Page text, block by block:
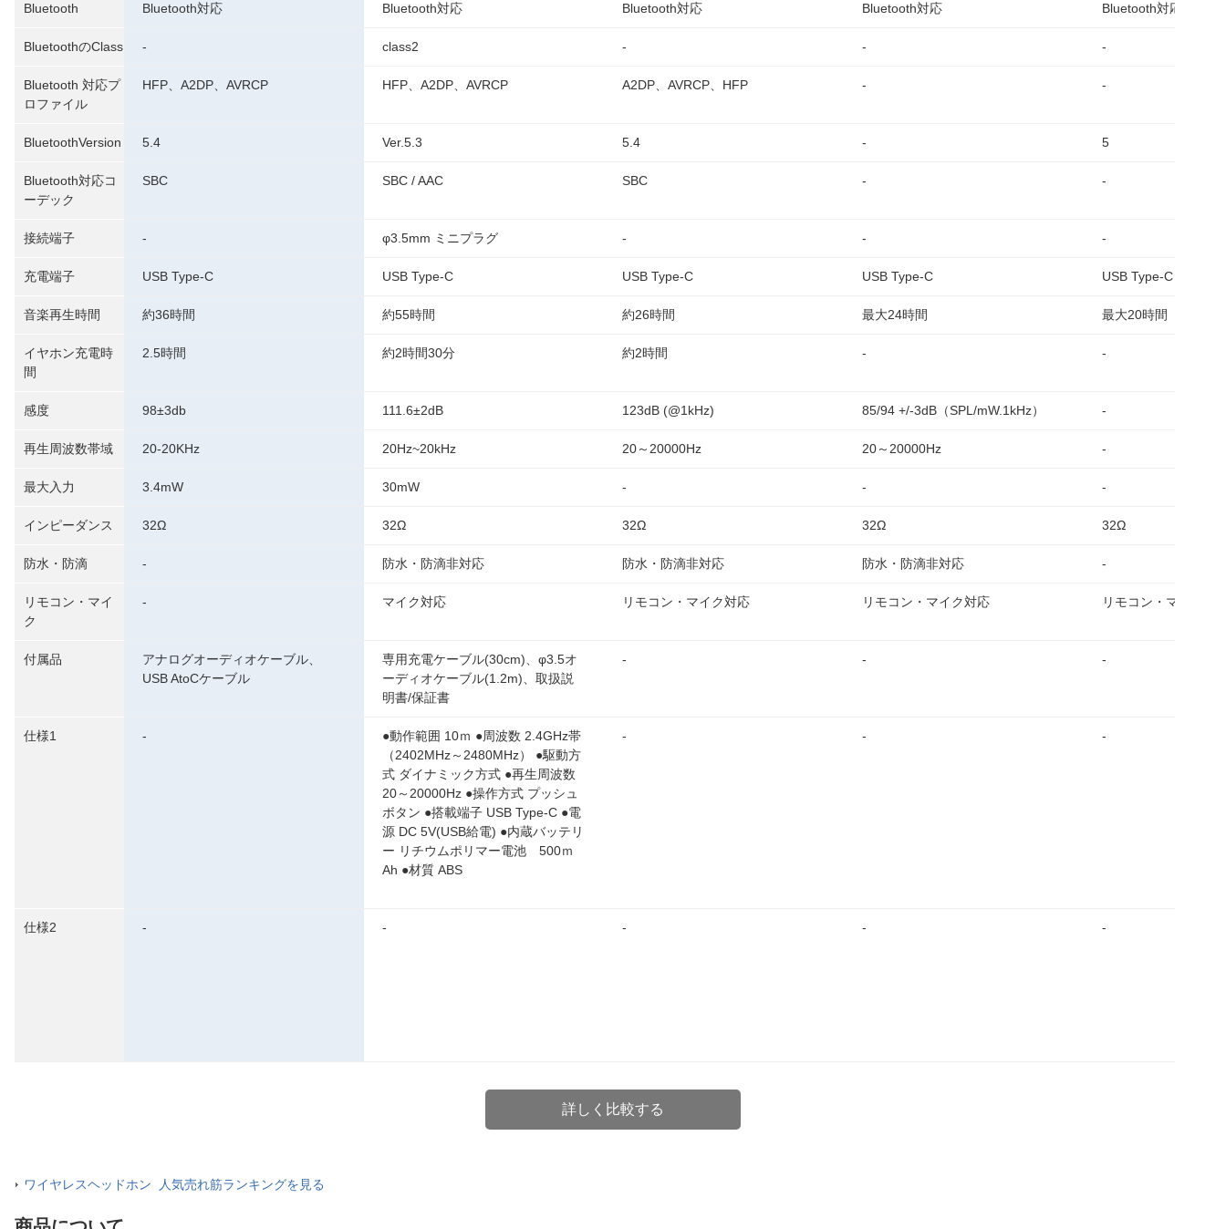
Bluetooth
BluetoothのClass
Bluetooth 対応プ
ロファイル
BluetoothVersion
Bluetooth対応コ
ーデック
接続端子
充電端子
音楽再生時間
イヤホン充電時
間
感度
再生周波数帯域
最大入力
インピーダンス
防水・防滴
リモコン・マイ
ク
付属品
仕様1
仕様2
Bluetooth対応
-
HFP、A2DP、AVRCP
5.4
SBC
-
USB Type-C
約36時間
2.5時間
98±3db
20-20KHz
3.4mW
32Ω
-
-
アナログオーディオケーブル、
USB AtoCケーブル
-
-
Bluetooth対応
class2
HFP、A2DP、AVRCP
Ver.5.3
SBC / AAC
φ3.5mm ミニプラグ
USB Type-C
約55時間
約2時間30分
111.6±2dB
20Hz~20kHz
30mW
32Ω
防水・防滴非対応
マイク対応
専用充電ケーブル(30cm)、φ3.5オ
ーディオケーブル(1.2m)、取扱説
明書/保証書
●動作範囲 10ｍ ●周波数 2.4GHz帯
（2402MHz～2480MHz） ●駆動方
式 ダイナミック方式 ●再生周波数
20～20000Hz ●操作方式 プッシュ
ボタン ●搭載端子 USB Type-C ●電
源 DC 5V(USB給電) ●内蔵バッテリ
ー リチウムポリマー電池 500ｍ
Ah ●材質 ABS
-
Bluetooth対応
-
A2DP、AVRCP、HFP
5.4
SBC
-
USB Type-C
約26時間
約2時間
123dB (@1kHz)
20～20000Hz
-
32Ω
防水・防滴非対応
リモコン・マイク対応
-
-
-
Bluetooth対応
-
-
-
-
-
USB Type-C
最大24時間
-
85/94 +/-3dB（SPL/mW.1kHz）
20～20000Hz
-
32Ω
防水・防滴非対応
リモコン・マイク対応
-
-
-
Bluetooth対応
-
-
5
-
-
USB Type-C
最大20時間
-
-
-
-
32Ω
-
リモコン・マイク対
-
-
-
詳しく比較する
ワイヤレスヘッドホン 人気売れ筋ランキングを見る